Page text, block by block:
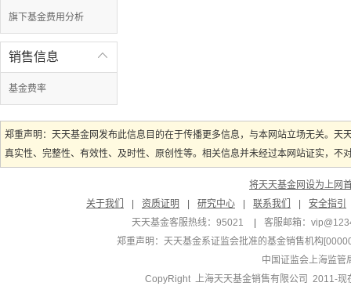
旗下基金费用分析

销售信息
基金费率
郑重声明：天天基金网发布此信息目的在于传播更多信息，与本网站立场无关。
真实性、完整性、有效性、及时性、原创性等。相关信息并未经过本网站证实，
将天天基金网设为上网
关于我们
资质证明 研究中心 联系我们
安全指引
天天基金客服热线：95021
客服邮箱：
郑重声明： 天天基金系证监会批准的基金销售机构
中国证监会上海监管
CopyRight 上海天天基金销售有限公司 2011-